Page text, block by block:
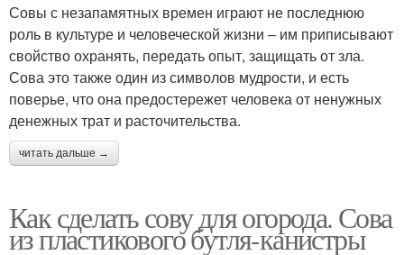
Совы с незапамятных времен играют не последнюю
роль в культуре и человеческой жизни – им приписывают
свойство охранять, передать опыт, защищать от зла.
Сова это также один из символов мудрости, и есть
поверье, что она предостережет человека от ненужных
денежных трат и расточительства.
читать дальше →
Как сделать сову для огорода. Сова
из пластикового бутля-канистры